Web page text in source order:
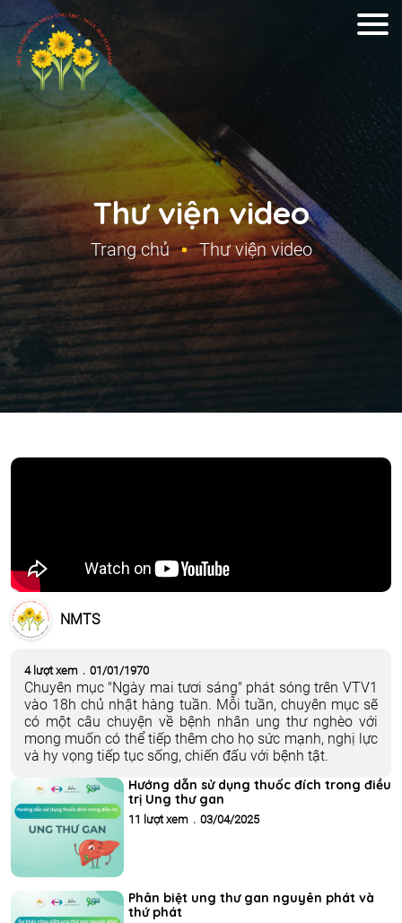
Thư viện video
Trang chủ Thư viện video
NMTS
4 lượt xem . 01/01/1970
Chuyên mục "Ngày mai tươi sáng" phát sóng trên VTV1
vào 18h chủ nhật hàng tuần. Mỗi tuần, chuyên mục sẽ
có một câu chuyện về bệnh nhân ung thư nghèo với
mong muốn có thể tiếp thêm cho họ sức mạnh, nghị lực
và hy vọng tiếp tục sống, chiến đấu với bệnh tật.
Hướng dẫn sử dụng thuốc đích trong điều
trị Ung thư gan
11 lượt xem . 03/04/2025
Phân biệt ung thư gan nguyên phát và
thứ phát